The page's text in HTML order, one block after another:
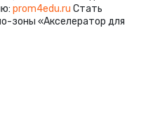
prom4edu.ru Стать
зоны «Акселератор для